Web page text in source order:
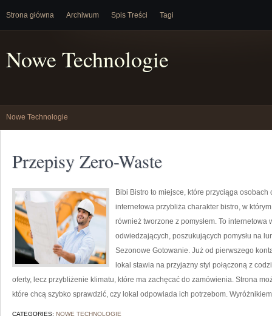
Strona główna Archiwum Spis Treści Tagi
Nowe Technologie
Nowe Technologie
Przepisy Zero-Waste
Bibi Bistro to miejsce, które przyciąga
internetowa przybliża charakter bistro, w
również tworzone z pomysłem. To
odwiedzających, poszukujących pomysłu na
Sezonowe Gotowanie. Już od pierwszego
lokal stawia na przyjazny styl połączoną z
oferty, lecz przybliżenie klimatu, które ma zachęcać do zamówienia. Strona
które chcą szybko sprawdzić, czy lokal odpowiada ich potrzebom.
CATEGORIES: NOWE TECHNOLOGIE